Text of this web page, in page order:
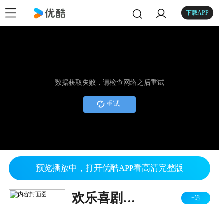
下载APP
数据获取失败，请检查网络之后重试
重试
预览播放中，打开优酷APP看高清完整版
欢乐喜剧人 第三季 +追